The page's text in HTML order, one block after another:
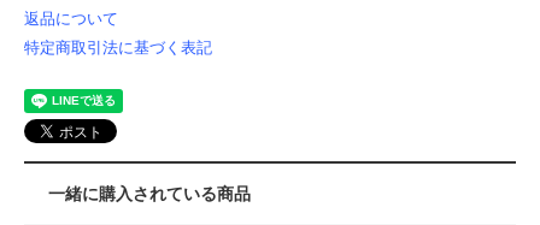
返品について
特定商取引法に基づく表記
一緒に購入されている商品